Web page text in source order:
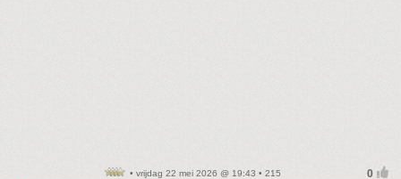
• vrijdag 22 mei 2026 @ 19:43 • 215